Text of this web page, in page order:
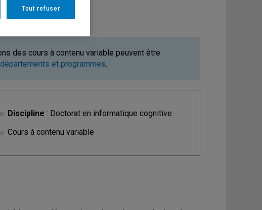
des cours à contenu variable peuvent être
et programmes.
Discipline : Doctorat en informatique cognitive
Cours à contenu variable
Tout refuser